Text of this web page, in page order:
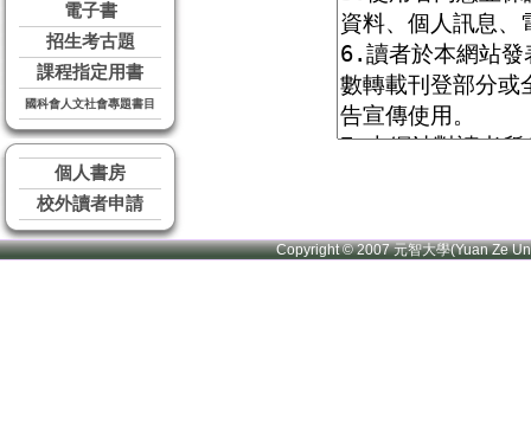
電子書
招生考古題
課程指定用書
國科會人文社會專題書目
個人書房
校外讀者申請
Copyright © 2007 元智大學(Yuan Ze